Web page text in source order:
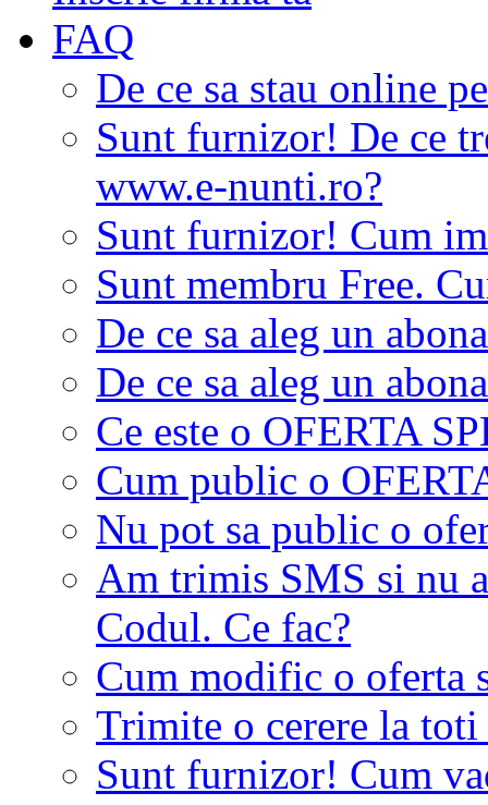
FAQ
De ce sa stau online
Sunt furnizor! De ce
www.e-nunti.ro?
Sunt furnizor! Cum
Sunt membru Free.
De ce sa aleg un
De ce sa aleg un
Ce este o OFERTA
Cum public o
Nu pot sa public o
Am trimis SMS si nu
Codul. Ce fac?
Cum modific o oferta
Trimite o cerere la
Sunt furnizor! Cum